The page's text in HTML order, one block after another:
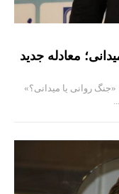
معادله جدید
روانی یا میدانی؟»